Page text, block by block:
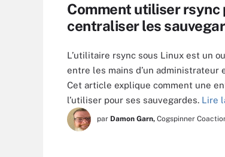
Comment utiliser rsync
centraliser les
L’utilitaire rsync sous Linux est un
entre les mains d’un administrateur
Cet article explique comment une
l’utiliser pour ses sauvegardes. Lire
par Damon Garn, Cogspinner